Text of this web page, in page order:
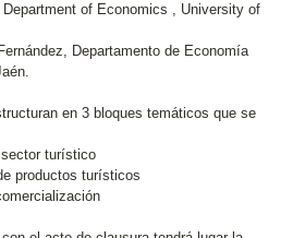
of Economics , University of
Departamento de Economía
en 3 bloques temáticos que se
turístico
productos turísticos